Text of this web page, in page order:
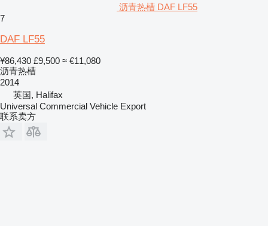
沥青热槽 DAF LF55
7
DAF LF55
¥86,430 £9,500 ≈ €11,080
沥青热槽
2014
英国, Halifax
Universal Commercial Vehicle Export
联系卖方